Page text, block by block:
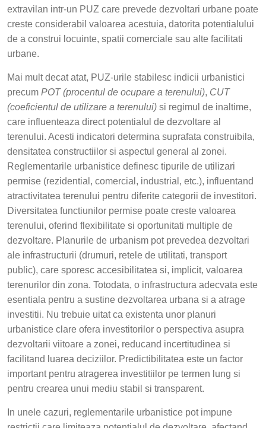
extravilan intr-un PUZ care prevede dezvoltari urbane poate
creste considerabil valoarea acestuia, datorita potentialului
de a construi locuinte, spatii comerciale sau alte facilitati
urbane.
Mai mult decat atat, PUZ-urile stabilesc indicii urbanistici
precum POT (procentul de ocupare a terenului), CUT
(coeficientul de utilizare a terenului) si regimul de inaltime,
care influenteaza direct potentialul de dezvoltare al
terenului. Acesti indicatori determina suprafata construibila,
densitatea constructiilor si aspectul general al zonei.
Reglementarile urbanistice definesc tipurile de utilizari
permise (rezidential, comercial, industrial, etc.), influentand
atractivitatea terenului pentru diferite categorii de investitori.
Diversitatea functiunilor permise poate creste valoarea
terenului, oferind flexibilitate si oportunitati multiple de
dezvoltare. Planurile de urbanism pot prevedea dezvoltari
ale infrastructurii (drumuri, retele de utilitati, transport
public), care sporesc accesibilitatea si, implicit, valoarea
terenurilor din zona. Totodata, o infrastructura adecvata este
esentiala pentru a sustine dezvoltarea urbana si a atrage
investitii. Nu trebuie uitat ca existenta unor planuri
urbanistice clare ofera investitorilor o perspectiva asupra
dezvoltarii viitoare a zonei, reducand incertitudinea si
facilitand luarea deciziilor. Predictibilitatea este un factor
important pentru atragerea investitiilor pe termen lung si
pentru crearea unui mediu stabil si transparent.
In unele cazuri, reglementarile urbanistice pot impune